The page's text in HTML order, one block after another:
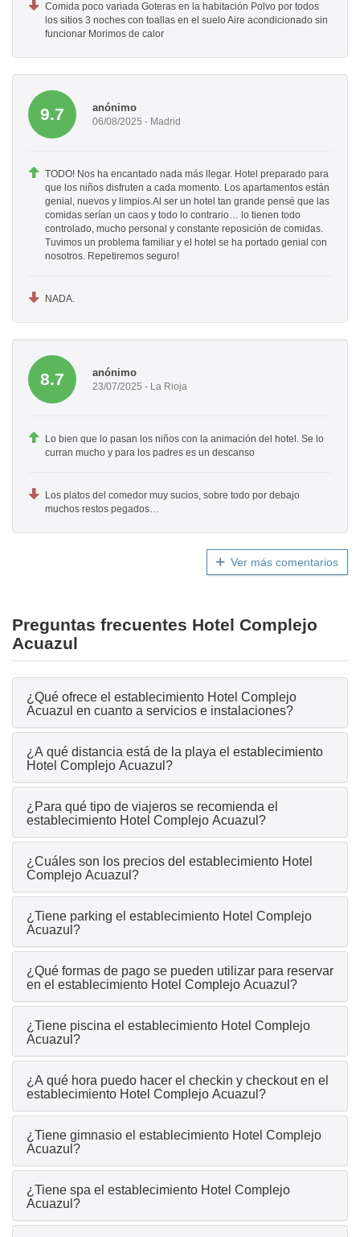
Comida poco variada Goteras en la habitación Polvo por todos
los sitios 3 noches con toallas en el suelo Aire acondicionado sin
funcionar Morimos de calor
9.7 anónimo
06/08/2025 - Madrid
TODO! Nos ha encantado nada más llegar. Hotel preparado para
que los niños disfruten a cada momento. Los apartamentos están
genial, nuevos y limpios.Al ser un hotel tan grande pensé que las
comidas serían un caos y todo lo contrario… lo tienen todo
controlado, mucho personal y constante reposición de comidas.
Tuvimos un problema familiar y el hotel se ha portado genial con
nosotros. Repetiremos seguro!
NADA.
8.7 anónimo
23/07/2025 - La Rioja
Lo bien que lo pasan los niños con la animación del hotel. Se lo
curran mucho y para los padres es un descanso
Los platos del comedor muy sucios, sobre todo por debajo
muchos restos pegados…
Ver más comentarios
Preguntas frecuentes Hotel Complejo
Acuazul
¿Qué ofrece el establecimiento Hotel Complejo
Acuazul en cuanto a servicios e instalaciones?
¿A qué distancia está de la playa el establecimiento
Hotel Complejo Acuazul?
¿Para qué tipo de viajeros se recomienda el
establecimiento Hotel Complejo Acuazul?
¿Cuáles son los precios del establecimiento Hotel
Complejo Acuazul?
¿Tiene parking el establecimiento Hotel Complejo
Acuazul?
¿Qué formas de pago se pueden utilizar para reservar
en el establecimiento Hotel Complejo Acuazul?
¿Tiene piscina el establecimiento Hotel Complejo
Acuazul?
¿A qué hora puedo hacer el checkin y checkout en el
establecimiento Hotel Complejo Acuazul?
¿Tiene gimnasio el establecimiento Hotel Complejo
Acuazul?
¿Tiene spa el establecimiento Hotel Complejo
Acuazul?